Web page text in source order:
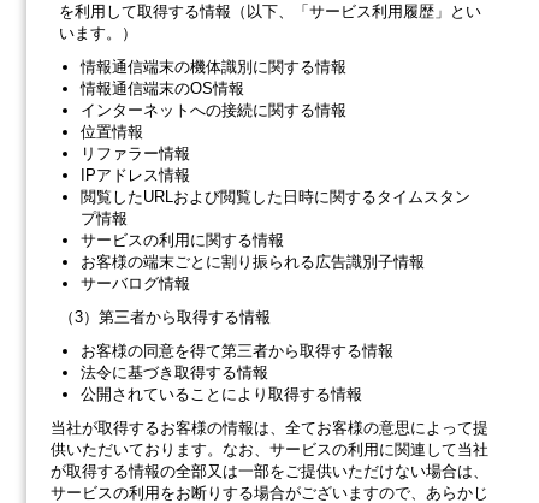
を利用して取得する情報（以下、「サービス利用履歴」とい
います。）
情報通信端末の機体識別に関する情報
情報通信端末のOS情報
インターネットへの接続に関する情報
位置情報
リファラー情報
IPアドレス情報
閲覧したURLおよび閲覧した日時に関するタイムスタン
プ情報
サービスの利用に関する情報
お客様の端末ごとに割り振られる広告識別子情報
サーバログ情報
（3）第三者から取得する情報
お客様の同意を得て第三者から取得する情報
法令に基づき取得する情報
公開されていることにより取得する情報
当社が取得するお客様の情報は、全てお客様の意思によって提
供いただいております。なお、サービスの利用に関連して当社
が取得する情報の全部又は一部をご提供いただけない場合は、
サービスの利用をお断りする場合がございますので、あらかじ